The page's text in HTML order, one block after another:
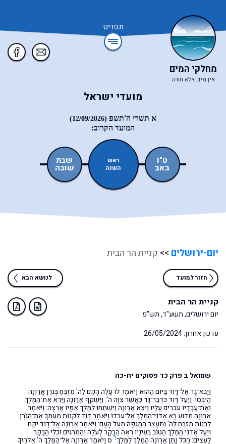
תפריט
מחלקי המים
אין מים אלא תורה
מועדי ישראל
א תשרי ה'תשפ (12/09/2026)
המועד הקרוב:
שבת
שובה
ראש
השנה
ט"ו
באב
יום-ירושלים >> קניית הר הבית
חזור למועד לנושא הבא
קניית הר הבית
יום ירושלים, תשע"ד, תש"פ
עדכון אחרון: 26/05/2024
שמואל ב פרק כד פסוקים יח-כה
וַיָּבֹא־גָד אֶל־דָּוִד בַּיּוֹם הַהוּא וַיֹּאמֶר לוֹ עֲלֵה הָקֵם לַה' מִזְבֵּחַ בְּגֹרֶן אֲרַוְנָה
הַיְבֻסִי: וַיַּעַל דָּוִד כִּדְבַר־גָּד כַּאֲשֶׁר צִוָּה ה': וַיַּשְׁקֵף אֲרַוְנָה וַיַּרְא אֶת־הַמֶּלֶךְ
וְאֶת־עֲבָדָיו עֹבְרִים עָלָיו וַיֵּצֵא אֲרַוְנָה וַיִּשְׁתַּחוּ לַמֶּלֶךְ אַפָּיו אָרְצָה: וַיֹּאמֶר
אֲרַוְנָה מַדּוּעַ בָּא אֲדֹנִי־הַמֶּלֶךְ אֶל־עַבְדּוֹ וַיֹּאמֶר דָּוִד לִקְנוֹת מֵעִמְּךָ אֶת־הַגֹּרֶן
לִבְנוֹת מִזְבֵּחַ לַה' וְתֵעָצַר הַמַּגֵּפָה מֵעַל הָעָם: וַיֹּאמֶר אֲרַוְנָה אֶל־דָּוִד יִקַּח
וְיַעַל אֲדֹנִי הַמֶּלֶךְ הַטּוֹב בְּעֵינָיו רְאֵה הַבָּקָר לָעֹלָה וְהַמֹּרִגִּים וּכְלֵי הַבָּקָר
לָעֵצִים: הַכֹּל נָתַן אֲרַוְנָה הַמֶּלֶךְ לַמֶּלֶךְ1 ס וַיֹּאמֶר אֲרַוְנָה אֶל־הַמֶּלֶךְ ה' אֱלֹהֶיךָ